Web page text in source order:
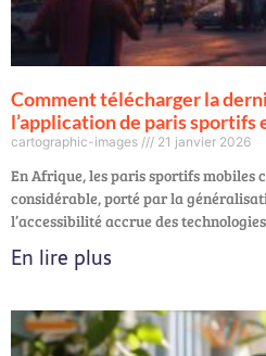
Comment télécharger la
l’application de paris sportifs
cartographic-images 21 janvier 2026
En Afrique, les paris sportifs mobiles
considérable, porté par la
l’accessibilité accrue des
En lire plus